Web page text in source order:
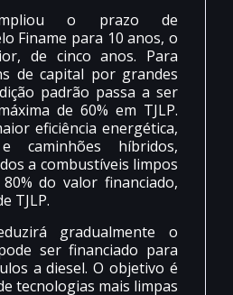
o prazo de
Finame para 10 anos, o
de cinco anos. Para
de capital por grandes
padrão passa a ser
de 60% em TJLP.
eficiência energética,
caminhões híbridos,
a combustíveis limpos
do valor financiado,
TJLP.
gradualmente o
ser financiado para
a diesel. O objetivo é
tecnologias mais limpas